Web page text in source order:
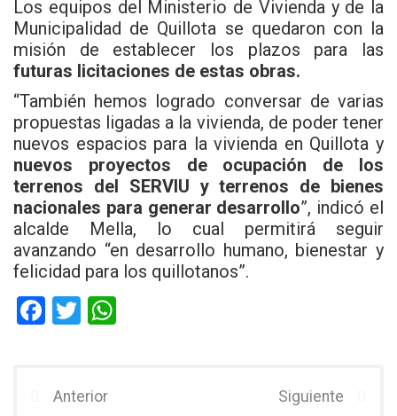
Los equipos del Ministerio de Vivienda y de la
Municipalidad de Quillota se quedaron con la
misión de establecer los plazos para las
futuras licitaciones de estas obras.
“También hemos logrado conversar de varias
propuestas ligadas a la vivienda, de poder tener
nuevos espacios para la vivienda en Quillota y
nuevos proyectos de ocupación de los
terrenos del SERVIU y terrenos de bienes
nacionales para generar desarrollo”, indicó el
alcalde Mella, lo cual permitirá seguir
avanzando “en desarrollo humano, bienestar y
felicidad para los quillotanos”.
F
b
T
er
Anterior Siguiente